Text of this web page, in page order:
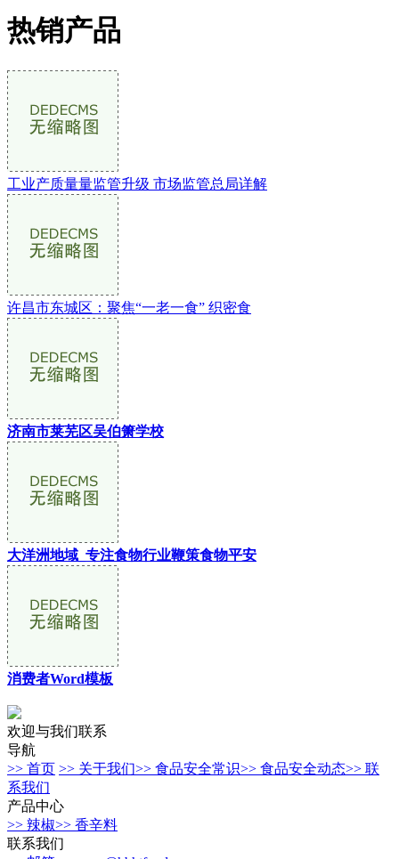
热销产品
工业产质量量监管升级 市场监管总局详解
许昌市东城区：聚焦“一老一食” 织密食
济南市莱芜区吴伯箫学校
大洋洲地域_专注食物行业鞭策食物平安
消费者Word模板
欢迎与我们联系
导航
>> 首页 >> 关于我们>> 食品安全常识>> 食品安全动态>> 联
系我们
产品中心
>> 辣椒>> 香辛料
联系我们